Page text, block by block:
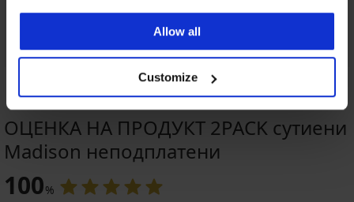
Allow all
Customize
ОЦЕНКА НА ПРОДУКТ 2PACK сутиени
Madison неподплатени
100%